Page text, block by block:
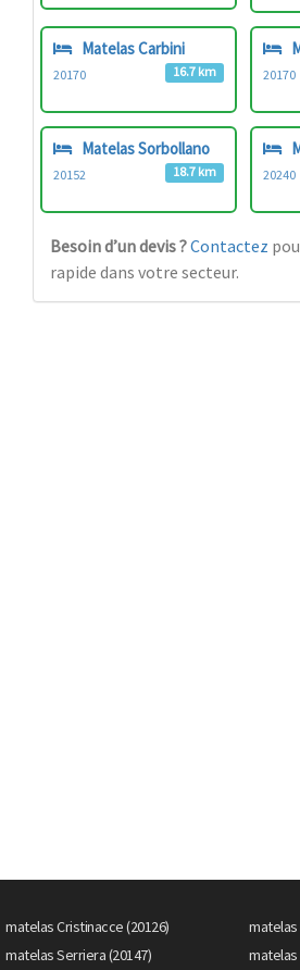
Matelas Carbini
20170 16.7 km 20170
Matelas Sorbollano
20152 18.7 km 20240
Besoin d’un devis ?Contactez
rapide dans votre secteur.
matelas Cristinacce (20126)
matelas
matelas Serriera (20147)
matelas